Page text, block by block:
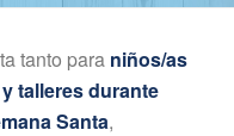
tanto para niños/as
talleres durante
Santa,